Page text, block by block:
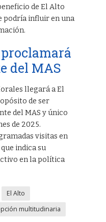
de El Alto
podría influir en una
del MAS
llegará a El
de ser
del MAS y único
de 2025.
visitas en
indica su
en la política
El Alto
multitudinaria